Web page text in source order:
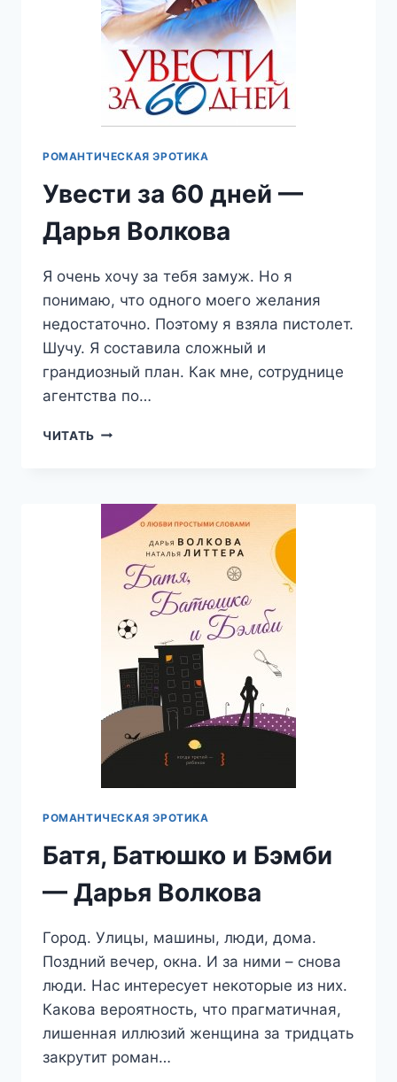
РОМАНТИЧЕСКАЯ ЭРОТИКА
Увести за 60 дней —
Дарья Волкова
Я очень хочу за тебя замуж. Но я
понимаю, что одного моего желания
недостаточно. Поэтому я взяла пистолет.
Шучу. Я составила сложный и
грандиозный план. Как мне, сотруднице
агентства по…
ЧИТАТЬ УВЕСТИ
—
ДАРЬЯ
ВОЛКОВА
РОМАНТИЧЕСКАЯ ЭРОТИКА
Батя, Батюшко и Бэмби
— Дарья Волкова
Город. Улицы, машины, люди, дома.
Поздний вечер, окна. И за ними – снова
люди. Нас интересует некоторые из них.
Какова вероятность, что прагматичная,
лишенная иллюзий женщина за тридцать
закрутит роман…